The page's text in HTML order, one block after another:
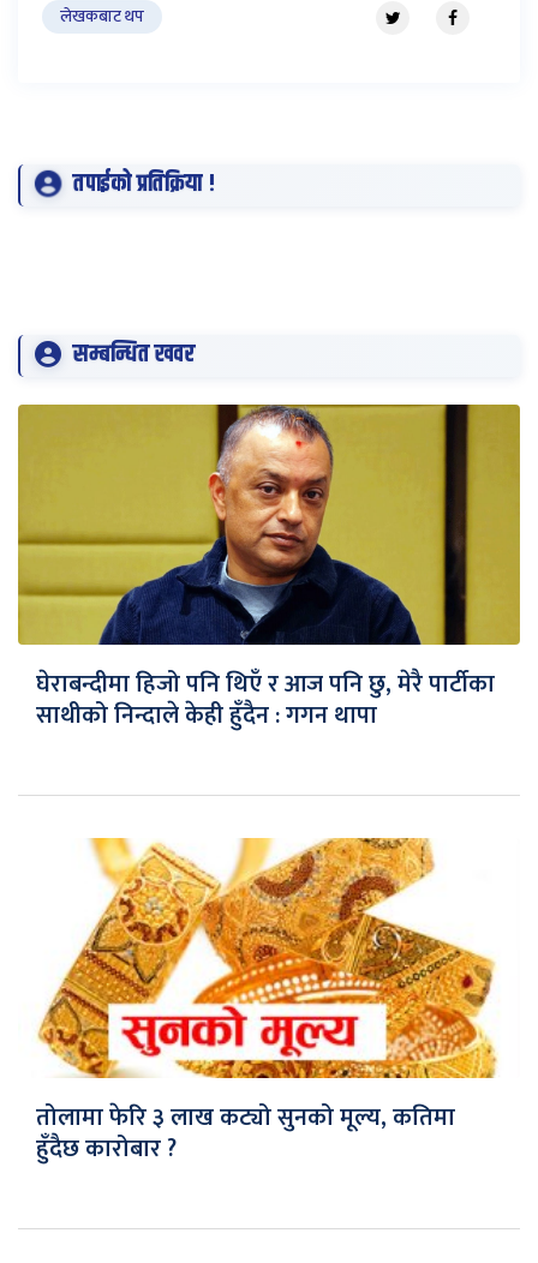
लेखकबाट थप
तपाईको प्रतिक्रिया !
सम्बन्धित खवर
घेराबन्दीमा हिजो पनि थिएँ र आज पनि छु, मेरै पार्टीका
साथीको निन्दाले केही हुँदैन : गगन थापा
तोलामा फेरि ३ लाख कट्यो सुनको मूल्य, कतिमा
हुँदैछ कारोबार ?